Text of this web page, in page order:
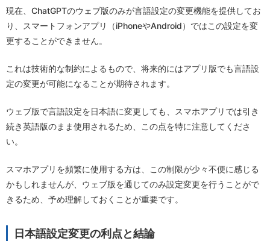
現在、ChatGPTのウェブ版のみが言語設定の変更機能を提供してお
り、スマートフォンアプリ（iPhoneやAndroid）ではこの設定を変
更することができません。
これは技術的な制約によるもので、将来的にはアプリ版でも言語設
定の変更が可能になることが期待されます。
ウェブ版で言語設定を日本語に変更しても、スマホアプリでは引き
続き英語版のまま使用されるため、この点を特に注意してくださ
い。
スマホアプリを頻繁に使用する方は、この制限が少々不便に感じる
かもしれませんが、ウェブ版を通じてのみ設定変更を行うことがで
きるため、予め理解しておくことが重要です。
日本語設定変更の利点と結論